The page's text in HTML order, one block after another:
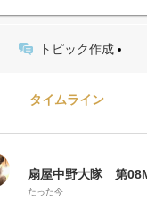
トピック作成
タイムライン
扇屋中野大隊 第
たった今